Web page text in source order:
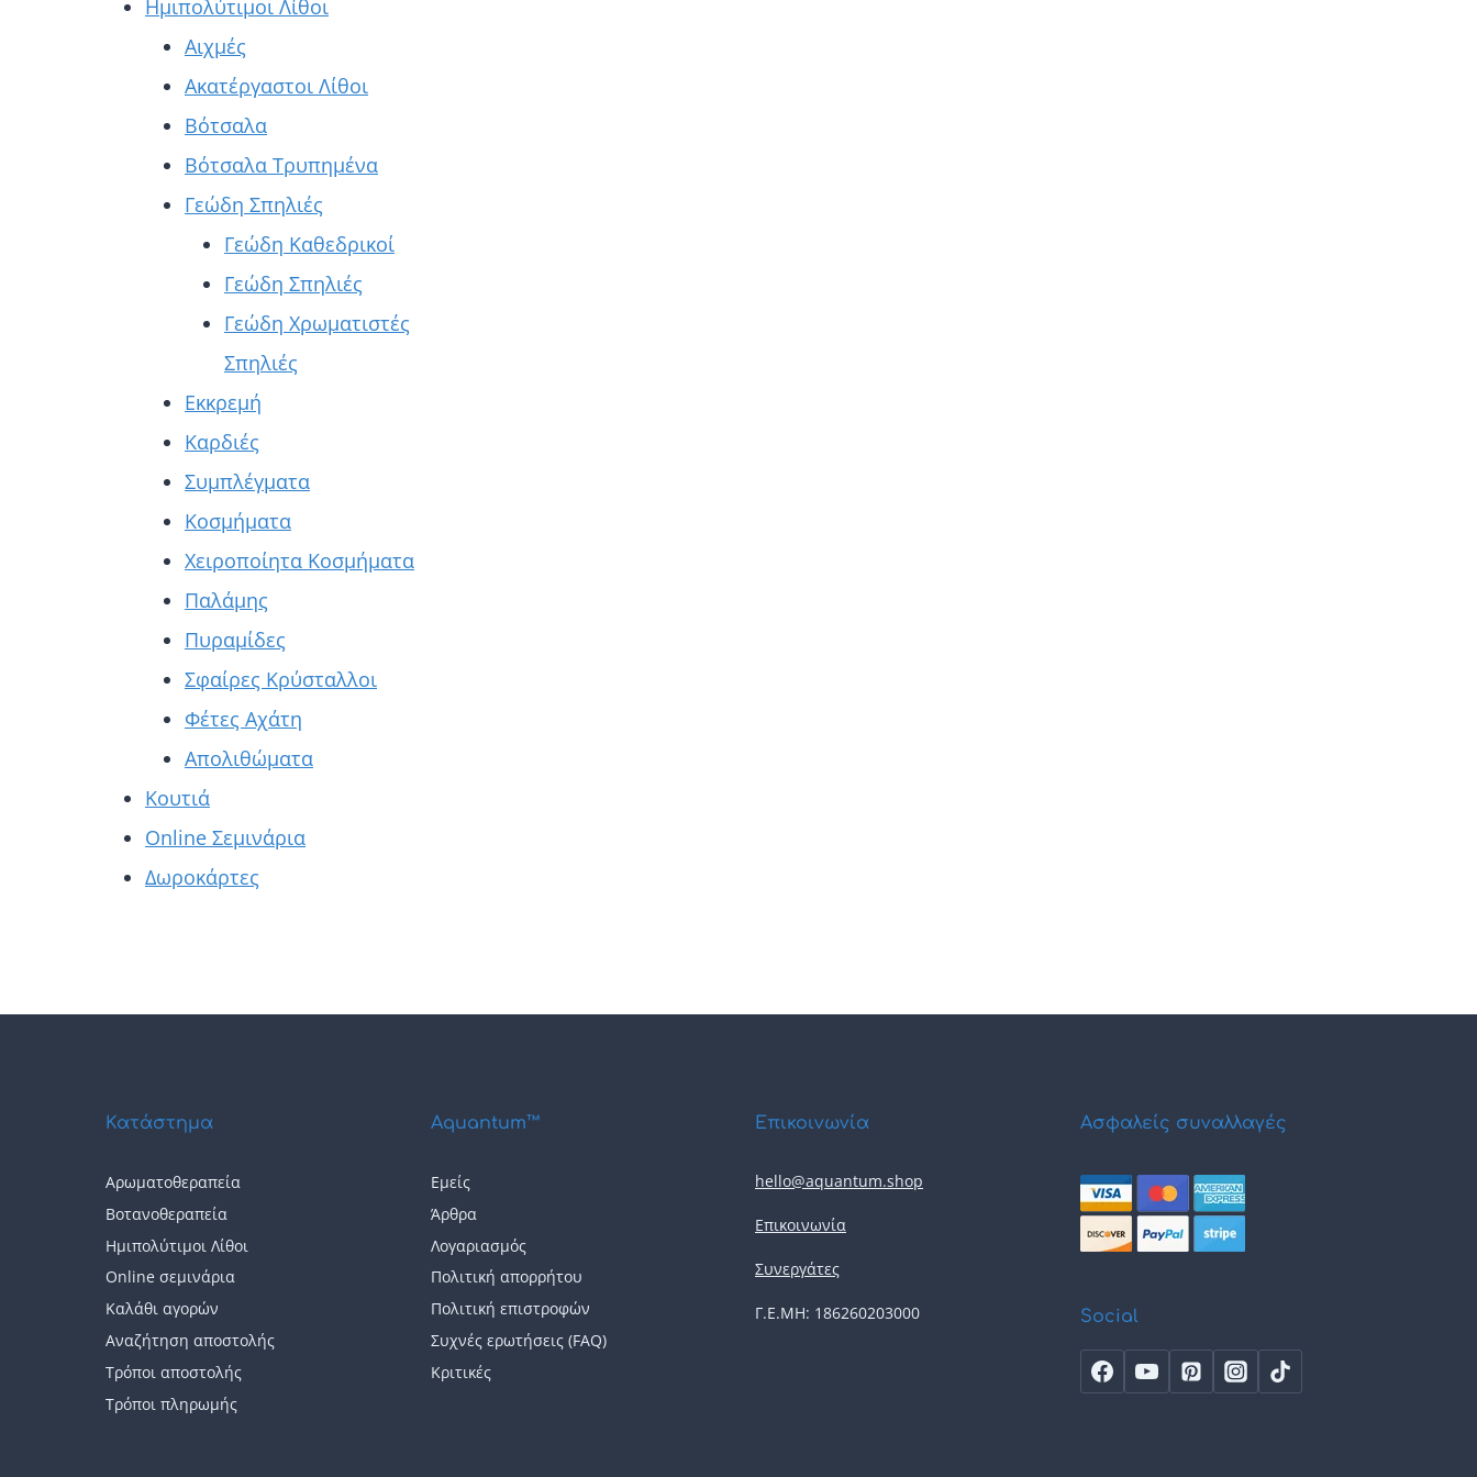
Ημιπολύτιμοι Λίθοι
Αιχμές
Ακατέργαστοι Λίθοι
Βότσαλα
Βότσαλα Τρυπημένα
Γεώδη Σπηλιές
Γεώδη Καθεδρικοί
Γεώδη Σπηλιές
Γεώδη Χρωματιστές
Σπηλιές
Εκκρεμή
Καρδιές
Συμπλέγματα
Κοσμήματα
Χειροποίητα Κοσμήματα
Παλάμης
Πυραμίδες
Σφαίρες Κρύσταλλοι
Φέτες Αχάτη
Απολιθώματα
Κουτιά
Online Σεμινάρια
Δωροκάρτες
Κατάστημα
Αρωματοθεραπεία
Βοτανοθεραπεία
Ημιπολύτιμοι Λίθοι
Online σεμινάρια
Καλάθι αγορών
Αναζήτηση αποστολής
Τρόποι αποστολής
Τρόποι πληρωμής
Aquantum™
Εμείς
Άρθρα
Λογαριασμός
Πολιτική απορρήτου
Πολιτική επιστροφών
Συχνές ερωτήσεις (FAQ)
Κριτικές
Επικοινωνία
hello@aquantum.shop
Επικοινωνία
Συνεργάτες
Γ.Ε.ΜΗ: 186260203000
Ασφαλείς συναλλαγές
Social